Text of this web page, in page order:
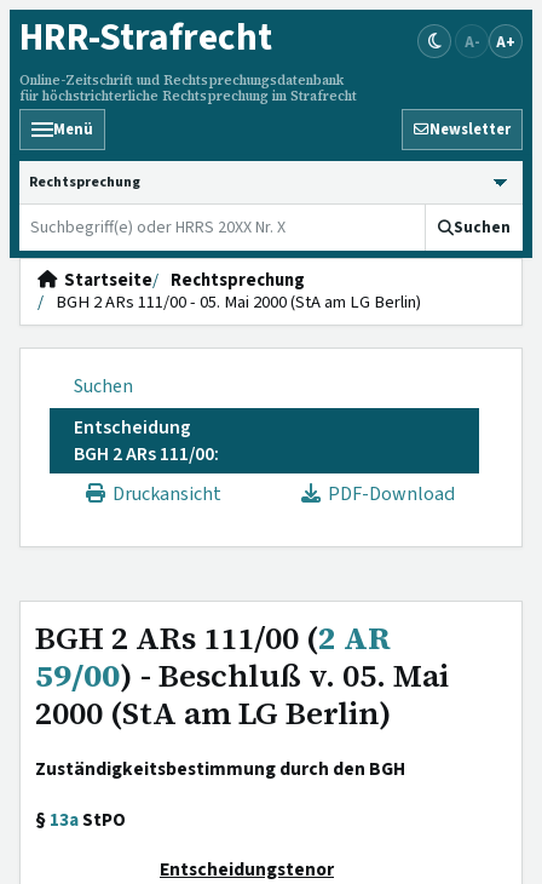
HRR-Strafrecht
Online-Zeitschrift und Rechtsprechungsdatenbank
für höchstrichterliche Rechtsprechung im Strafrecht
A- A+
Menü Newsletter
HRRS durchsuchen
Suchen
Startseite
Rechtsprechung
BGH 2 ARs 111/00 - 05. Mai 2000 (StA am LG Berlin)
Suchen
Entscheidung
BGH 2 ARs 111/00:
Druckansicht
PDF-Download
BGH 2 ARs 111/00 (2 AR
59/00) - Beschluß v. 05. Mai
2000 (StA am LG Berlin)
Zuständigkeitsbestimmung durch den BGH
§13aStPO
Entscheidungstenor